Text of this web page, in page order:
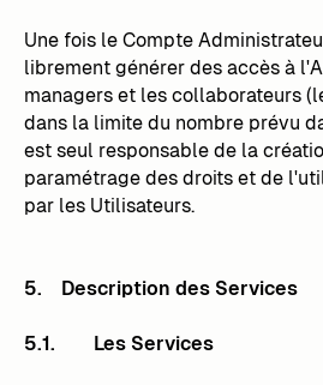
Une fois le Compte
librement générer des accès à
managers et les collaborateurs
dans la limite du nombre prévu
est seul responsable de la
paramétrage des droits et de
par les Utilisateurs.
5. Description des Services
5.1. Les Services